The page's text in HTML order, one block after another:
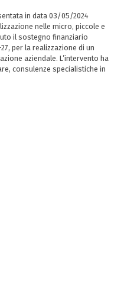
in data 03/05/2024
nelle micro, piccole e
il sostegno finanziario
per la realizzazione di un
aziendale. L’intervento ha
consulenze specialistiche in